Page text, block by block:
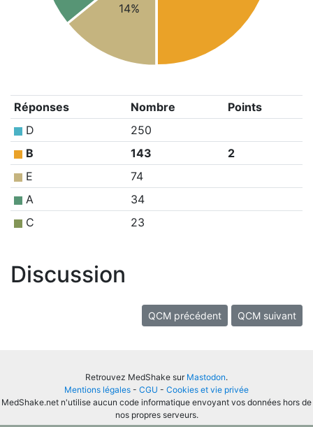
14%
Réponses Nombre
Points
D
250
B
143
2
E
74
A
34
C
23
Discussion
QCM précédent QCM suivant
Retrouvez MedShake sur Mastodon.
Mentions légales - CGU - Cookies et vie privée
MedShake.net n'utilise aucun code informatique envoyant vos données hors de
nos propres serveurs.